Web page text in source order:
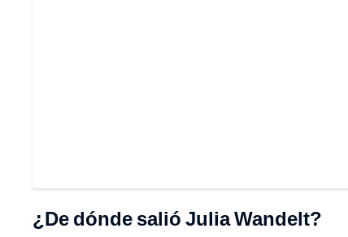
¿De dónde salió Julia Wandelt?